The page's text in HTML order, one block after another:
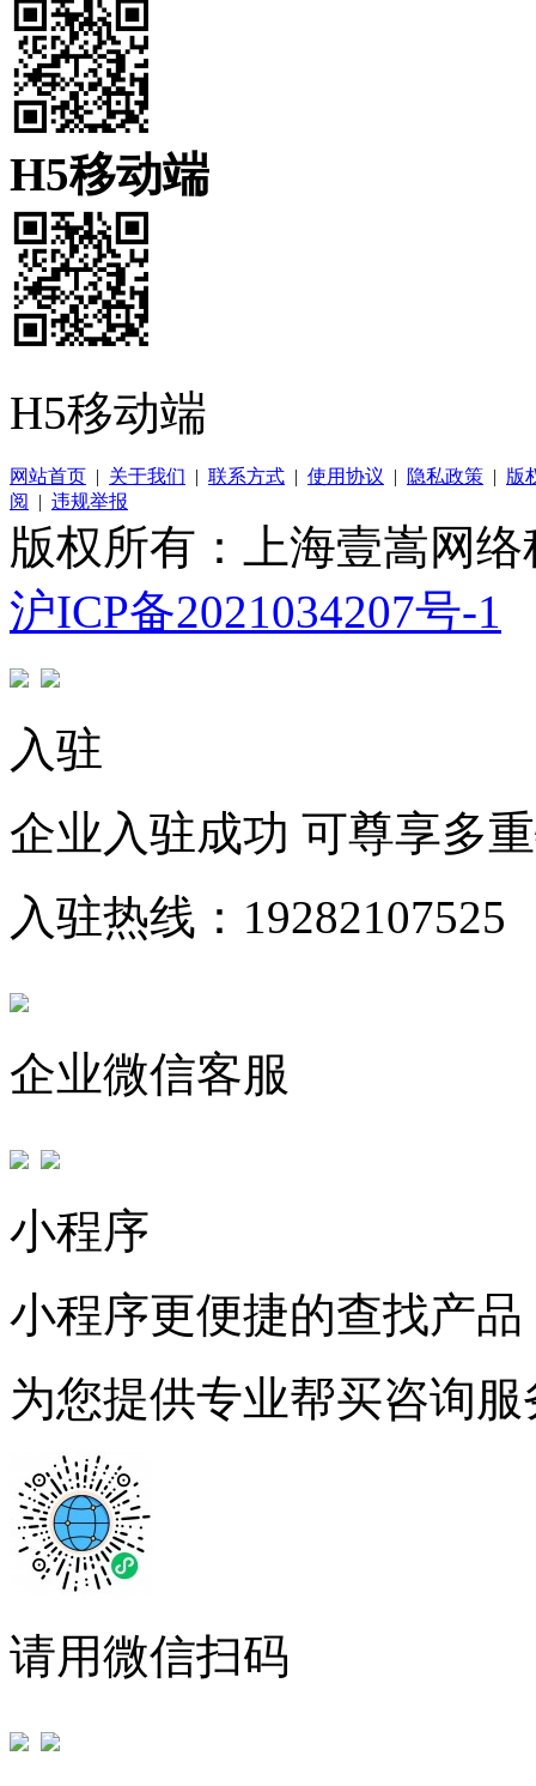
H5移动端
H5移动端
网站首页 关于我们 联系方式 使用协议 隐私政策
版
阅
违规举报
版权所有：上海壹嵩网
沪ICP备2021034207号-1
入驻
企业入驻成功 可尊享多
入驻热线：19282107525
企业微信客服
小程序
小程序更便捷的查找产品
为您提供专业帮买咨询服
请用微信扫码